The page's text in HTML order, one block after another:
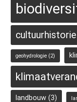
cultuurhistorie
geohydrologie (2)
landbouw (3)